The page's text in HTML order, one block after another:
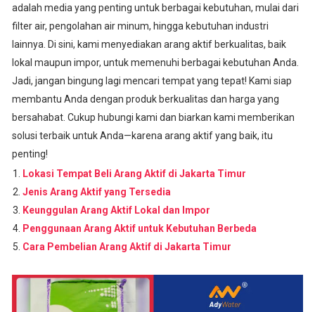
adalah media yang penting untuk berbagai kebutuhan, mulai dari
filter air, pengolahan air minum, hingga kebutuhan industri
lainnya. Di sini, kami menyediakan arang aktif berkualitas, baik
lokal maupun impor, untuk memenuhi berbagai kebutuhan Anda.
Jadi, jangan bingung lagi mencari tempat yang tepat! Kami siap
membantu Anda dengan produk berkualitas dan harga yang
bersahabat. Cukup hubungi kami dan biarkan kami memberikan
solusi terbaik untuk Anda—karena arang aktif yang baik, itu
penting!
Lokasi Tempat Beli Arang Aktif di Jakarta Timur
Jenis Arang Aktif yang Tersedia
Keunggulan Arang Aktif Lokal dan Impor
Penggunaan Arang Aktif untuk Kebutuhan Berbeda
Cara Pembelian Arang Aktif di Jakarta Timur